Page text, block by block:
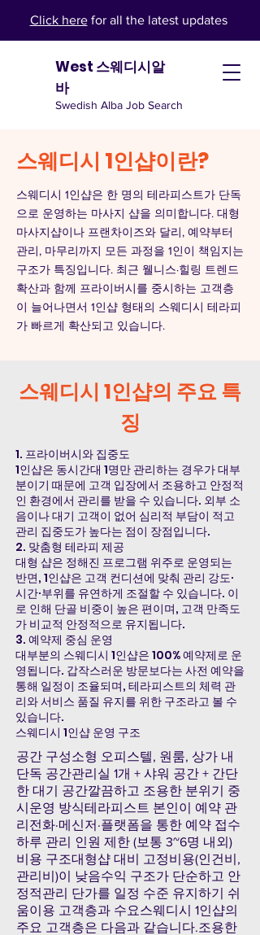
Click herefor all the latest updates
West 스웨디시알
바
Swedish Alba Job Search
스웨디시 1인샵이란?
스웨디시 1인샵은 한 명의 테라피스트가 단독
으로 운영하는 마사지 샵을 의미합니다. 대형
마사지샵이나 프랜차이즈와 달리, 예약부터
관리, 마무리까지 모든 과정을 1인이 책임지는
구조가 특징입니다. 최근 웰니스·힐링 트렌드
확산과 함께 프라이버시를 중시하는 고객층
이 늘어나면서 1인샵 형태의 스웨디시 테라피
가 빠르게 확산되고 있습니다.
스웨디시 1인샵의 주요 특
징
1. 프라이버시와 집중도
1인샵은 동시간대 1명만 관리하는 경우가 대부
분이기 때문에 고객 입장에서 조용하고 안정적
인 환경에서 관리를 받을 수 있습니다. 외부 소
음이나 대기 고객이 없어 심리적 부담이 적고
관리 집중도가 높다는 점이 장점입니다.
2. 맞춤형 테라피 제공
대형 샵은 정해진 프로그램 위주로 운영되는
반면, 1인샵은 고객 컨디션에 맞춰 관리 강도·
시간·부위를 유연하게 조절할 수 있습니다. 이
로 인해 단골 비중이 높은 편이며, 고객 만족도
가 비교적 안정적으로 유지됩니다.
3. 예약제 중심 운영
대부분의 스웨디시 1인샵은 100% 예약제로 운
영됩니다. 갑작스러운 방문보다는 사전 예약을
통해 일정이 조율되며, 테라피스트의 체력 관
리와 서비스 품질 유지를 위한 구조라고 볼 수
있습니다.
스웨디시 1인샵 운영 구조
공간 구성소형 오피스텔, 원룸, 상가 내
단독 공간관리실 1개 + 샤워 공간 + 간단
한 대기 공간깔끔하고 조용한 분위기 중
시운영 방식테라피스트 본인이 예약 관
리전화·메신저·플랫폼을 통한 예약 접수
하루 관리 인원 제한 (보통 3~6명 내외)
비용 구조대형샵 대비 고정비용(인건비,
관리비)이 낮음수익 구조가 단순하고 안
정적관리 단가를 일정 수준 유지하기 쉬
움이용 고객층과 수요스웨디시 1인샵의
주요 고객층은 다음과 같습니다.조용한